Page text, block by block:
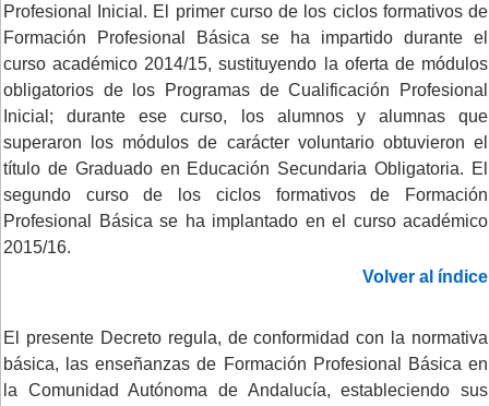
Profesional Inicial. El primer curso de los ciclos formativos de
Formación Profesional Básica se ha impartido durante el
curso académico 2014/15, sustituyendo la oferta de módulos
obligatorios de los Programas de Cualificación Profesional
Inicial; durante ese curso, los alumnos y alumnas que
superaron los módulos de carácter voluntario obtuvieron el
título de Graduado en Educación Secundaria Obligatoria. El
segundo curso de los ciclos formativos de Formación
Profesional Básica se ha implantado en el curso académico
2015/16.
Volver al índice
El presente Decreto regula, de conformidad con la normativa
básica, las enseñanzas de Formación Profesional Básica en
la Comunidad Autónoma de Andalucía, estableciendo sus